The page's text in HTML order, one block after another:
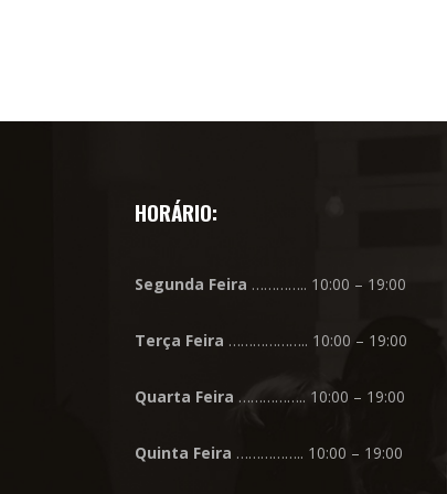
HORÁRIO:
Segunda Feira ………….. 10:00 – 19:00
Terça Feira ……………….. 10:00 – 19:00
Quarta Feira …………….. 10:00 – 19:00
Quinta Feira …………….. 10:00 – 19:00